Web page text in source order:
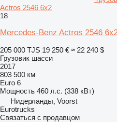
Actros 2546 6x2
18
Mercedes-Benz Actros 2546
205 000 TJS 19 250 € ≈ 22 240 $
Грузовик шасси
2017
803 500 км
Euro 6
Мощность 460 л.с. (338 кВт)
Нидерланды, Voorst
Eurotrucks
Связаться с продавцом